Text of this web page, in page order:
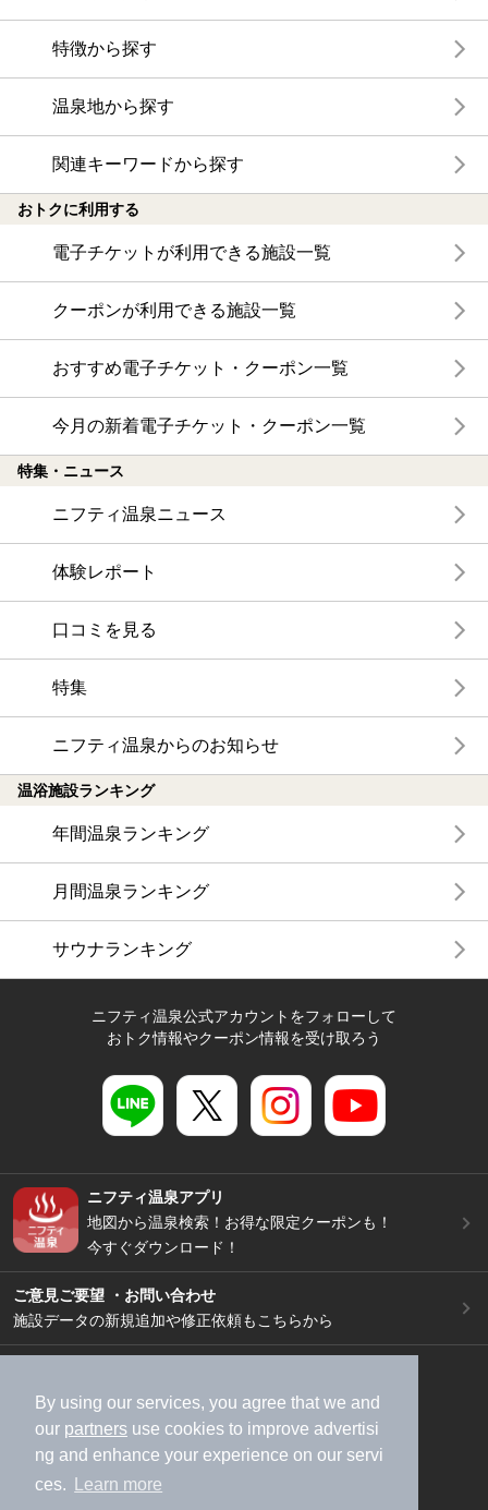
By using our services, you agree that we and
our partners use cookies to improve advertisi
ng and enhance your experience on our servi
ces.
Learn more
特徴から探す
温泉地から探す
関連キーワードから探す
おトクに利用する
電子チケットが利用できる施設一覧
クーポンが利用できる施設一覧
おすすめ電子チケット・クーポン一覧
今月の新着電子チケット・クーポン一覧
特集・ニュース
ニフティ温泉ニュース
体験レポート
口コミを見る
特集
ニフティ温泉からのお知らせ
温浴施設ランキング
年間温泉ランキング
月間温泉ランキング
サウナランキング
ニフティ温泉公式アカウントをフォローして
おトク情報やクーポン情報を受け取ろう
ニフティ温泉アプリ
地図から温泉検索！お得な限定クーポンも！
今すぐダウンロード！
ご意見ご要望 ・お問い合わせ
施設データの新規追加や修正依頼もこちらから
加盟店募集（資料請求）
広告出稿のご案内
利用規約
ライフスタイルMEMBERS+規約
特定商取引法に基づく表記
ヘルプ
採用情報
運営会社